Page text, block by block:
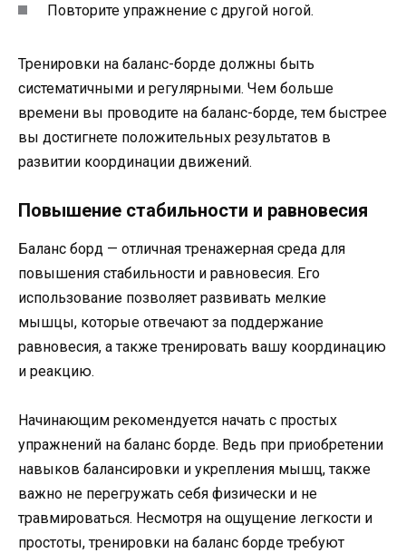
Повторите упражнение с другой ногой.
Тренировки на баланс-борде должны быть
систематичными и регулярными. Чем больше
времени вы проводите на баланс-борде, тем быстрее
вы достигнете положительных результатов в
развитии координации движений.
Повышение стабильности и равновесия
Баланс борд — отличная тренажерная среда для
повышения стабильности и равновесия. Его
использование позволяет развивать мелкие
мышцы, которые отвечают за поддержание
равновесия, а также тренировать вашу координацию
и реакцию.
Начинающим рекомендуется начать с простых
упражнений на баланс борде. Ведь при приобретении
навыков балансировки и укрепления мышц, также
важно не перегружать себя физически и не
травмироваться. Несмотря на ощущение легкости и
простоты, тренировки на баланс борде требуют